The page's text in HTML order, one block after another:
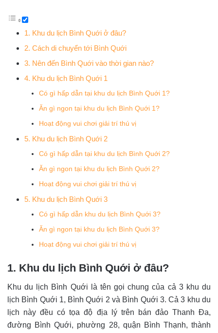
1. Khu du lịch Bình Quới ở đâu?
2. Cách di chuyển tới Bình Quới
3. Nên đến Bình Quới vào thời gian nào?
4. Khu du lịch Bình Quới 1
Có gì hấp dẫn tại khu du lịch Bình Quới 1?
Ăn gì ngon tại khu du lịch Bình Quới 1?
Hoạt động vui chơi giải trí thú vị
5. Khu du lịch Bình Quới 2
Có gì hấp dẫn tại khu du lịch Bình Quới 2?
Ăn gì ngon tại khu du lịch Bình Quới 2?
Hoạt động vui chơi giải trí thú vị
5. Khu du lịch Bình Quới 3
Có gì hấp dẫn khu du lịch Bình Quới 3?
Ăn gì ngon tại khu du lịch Bình Quới 3?
Hoạt động vui chơi giải trí thú vị
1. Khu du lịch Bình Quới ở đâu?
Khu du lịch Bình Quới là tên gọi chung của cả 3 khu du
lịch Bình Quới 1, Bình Quới 2 và Bình Quới 3. Cả 3 khu du
lịch này đều có tọa độ địa lý trên bán đảo Thanh Đa,
đường Bình Quới, phường 28, quận Bình Thạnh, thành